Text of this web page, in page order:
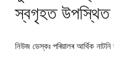
স্বগৃহত উপস্থিত
নিউজ ডেস্কঃ পৰিয়ালৰ আৰ্থিক